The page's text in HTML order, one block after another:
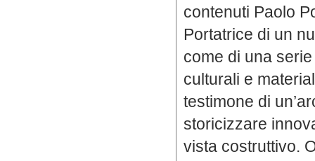
contenuti Paolo
Portatrice di un
come di una
culturali e
testimone di
storicizzare
vista costruttivo.